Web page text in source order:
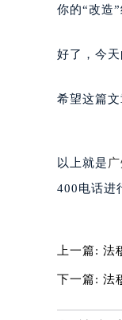
你的“改造
好了，今
希望这篇
以上就是
400电话进
上一篇: 法
下一篇: 法